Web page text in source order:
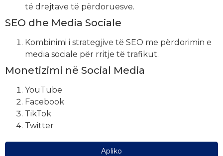
të drejtave të përdoruesve.
SEO dhe Media Sociale
Kombinimi i strategjive të SEO me përdorimin e
media sociale për rritje të trafikut.
Monetizimi në Social Media
YouTube
Facebook
TikTok
Twitter
Apliko